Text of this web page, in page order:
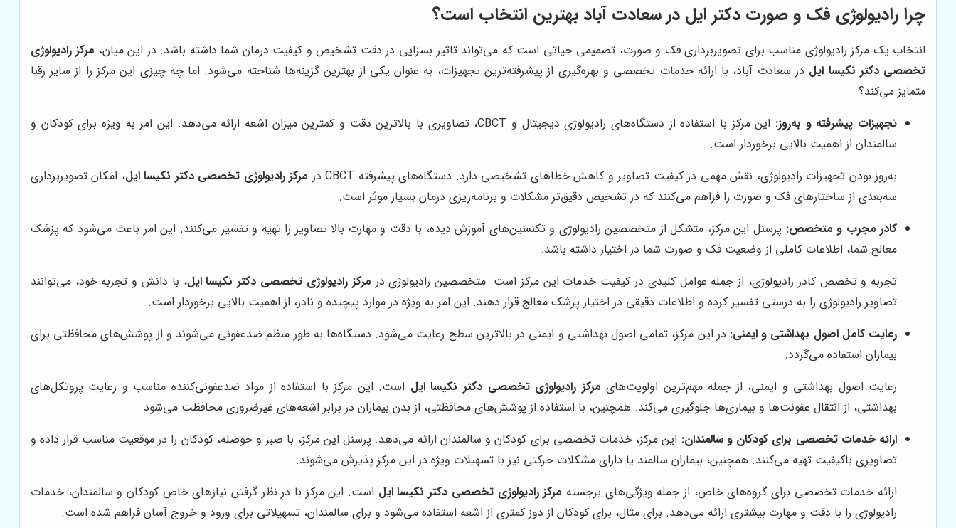
چرا رادیولوژی فک و صورت دکتر ایل در سعادت آباد بهترین انتخاب است؟
انتخاب یک مرکز رادیولوژی مناسب برای تصویربرداری فک و صورت، تصمیمی حیاتی است که می‌تواند تاثیر بسزایی در دقت تشخیص و کیفیت درمان شما داشته باشد. در این میان، مرکز رادیولوژی
تخصصی دکتر نکیسا ایل در سعادت آباد، با ارائه خدمات تخصصی و بهره‌گیری از پیشرفته‌ترین تجهیزات، به عنوان یکی از بهترین گزینه‌ها شناخته می‌شود. اما چه چیزی این مرکز را از سایر رقبا
متمایز می‌کند؟
تجهیزات پیشرفته و به‌روز:
این مرکز با استفاده از دستگاه‌های رادیولوژی دیجیتال و CBCT، تصاویری با بالاترین دقت و کمترین میزان اشعه ارائه می‌دهد. این امر به ویژه برای کودکان و
سالمندان از اهمیت بالایی برخوردار است.
به‌روز بودن تجهیزات رادیولوژی، نقش مهمی در کیفیت تصاویر و کاهش خطاهای تشخیصی دارد. دستگاه‌های پیشرفته CBCT در
مرکز رادیولوژی تخصصی دکتر نکیسا ایل، امکان تصویربرداری
سه‌بعدی از ساختارهای فک و صورت را فراهم می‌کنند که در تشخیص دقیق‌تر مشکلات و برنامه‌ریزی درمان بسیار موثر است.
کادر مجرب و متخصص: پرسنل این مرکز، متشکل از متخصصین رادیولوژی و تکنسین‌های آموزش دیده، با دقت و مهارت بالا تصاویر را تهیه و تفسیر می‌کنند. این امر باعث می‌شود که پزشک
معالج شما، اطلاعات کاملی از وضعیت فک و صورت شما در اختیار داشته باشد.
تجربه و تخصص کادر رادیولوژی، از جمله عوامل کلیدی در کیفیت خدمات این مرکز است. متخصصین رادیولوژی در مرکز رادیولوژی تخصصی دکتر نکیسا ایل، با دانش و تجربه خود، می‌توانند
تصاویر رادیولوژی را به درستی تفسیر کرده و اطلاعات دقیقی در اختیار پزشک معالج قرار دهند. این امر به ویژه در موارد پیچیده و نادر، از اهمیت بالایی برخوردار است.
رعایت کامل اصول بهداشتی و ایمنی: در این مرکز، تمامی اصول بهداشتی و ایمنی در بالاترین سطح رعایت می‌شود. دستگاه‌ها به طور منظم ضدعفونی می‌شوند و از پوشش‌های محافظتی برای
بیماران استفاده می‌گردد.
رعایت اصول بهداشتی و ایمنی، از جمله مهم‌ترین اولویت‌های مرکز رادیولوژی تخصصی دکتر نکیسا ایل است. این مرکز با استفاده از مواد ضدعفونی‌کننده مناسب و رعایت پروتکل‌های
بهداشتی، از انتقال عفونت‌ها و بیماری‌ها جلوگیری می‌کند. همچنین، با استفاده از پوشش‌های محافظتی، از بدن بیماران در برابر اشعه‌های غیرضروری محافظت می‌شود.
ارائه خدمات تخصصی برای کودکان و سالمندان: این مرکز، خدمات تخصصی برای کودکان و سالمندان ارائه می‌دهد. پرسنل این مرکز، با صبر و حوصله، کودکان را در موقعیت مناسب قرار داده و
تصاویری باکیفیت تهیه می‌کنند. همچنین، بیماران سالمند یا دارای مشکلات حرکتی نیز با تسهیلات ویژه در این مرکز پذیرش می‌شوند.
ارائه خدمات تخصصی برای گروه‌های خاص، از جمله ویژگی‌های برجسته مرکز رادیولوژی تخصصی دکتر نکیسا ایل است. این مرکز با در نظر گرفتن نیازهای خاص کودکان و سالمندان، خدمات
رادیولوژی را با دقت و مهارت بیشتری ارائه می‌دهد. برای مثال، برای کودکان از دوز کمتری از اشعه استفاده می‌شود و برای سالمندان، تسهیلاتی برای ورود و خروج آسان فراهم شده است.